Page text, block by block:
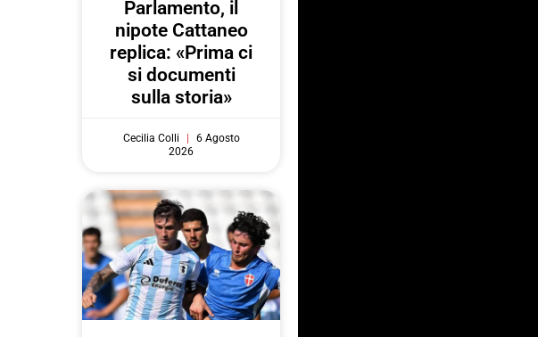
Parlamento, il
nipote Cattaneo
replica: «Prima ci
si documenti
sulla storia»
Cecilia Colli
6 Agosto
2026